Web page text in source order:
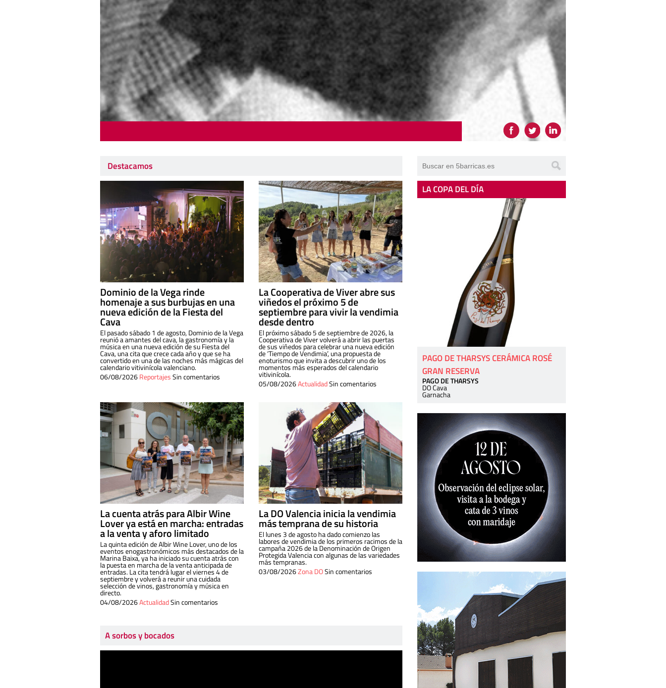
Destacamos
Dominio de la Vega rinde
homenaje a sus burbujas en una
nueva edición de la Fiesta del
Cava
El pasado sábado 1 de agosto, Dominio de la Vega
reunió a amantes del cava, la gastronomía y la
música en una nueva edición de su Fiesta del
Cava, una cita que crece cada año y que se ha
convertido en una de las noches más mágicas del
calendario vitivinícola valenciano.
06/08/2026ReportajesSin comentarios
La Cooperativa de Viver abre sus
viñedos el próximo 5 de
septiembre para vivir la vendimia
desde dentro
El próximo sábado 5 de septiembre de 2026, la
Cooperativa de Viver volverá a abrir las puertas
de sus viñedos para celebrar una nueva edición
de ‘Tiempo de Vendimia’, una propuesta de
enoturismo que invita a descubrir uno de los
momentos más esperados del calendario
vitivinícola.
05/08/2026ActualidadSin comentarios
La cuenta atrás para Albir Wine
Lover ya está en marcha: entradas
a la venta y aforo limitado
La quinta edición de Albir Wine Lover, uno de los
eventos enogastronómicos más destacados de la
Marina Baixa, ya ha iniciado su cuenta atrás con
la puesta en marcha de la venta anticipada de
entradas. La cita tendrá lugar el viernes 4 de
septiembre y volverá a reunir una cuidada
selección de vinos, gastronomía y música en
directo.
04/08/2026ActualidadSin comentarios
La DO Valencia inicia la vendimia
más temprana de su historia
El lunes 3 de agosto ha dado comienzo las
labores de vendimia de los primeros racimos de la
campaña 2026 de la Denominación de Origen
Protegida Valencia con algunas de las variedades
más tempranas.
03/08/2026Zona DOSin comentarios
A sorbos y bocados
LA COPA DEL DÍA
PAGO DE THARSYS CERÁMICA ROSÉ
GRAN RESERVA
PAGO DE THARSYS
DO Cava
Garnacha